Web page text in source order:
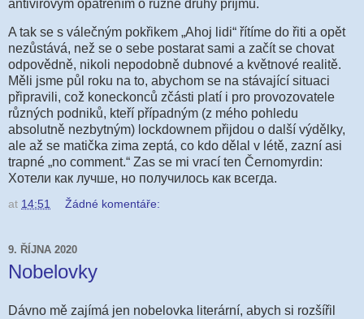
antivirovým opatřením o různé druhy příjmu.
A tak se s válečným pokřikem „Ahoj lidi“ řítíme do řiti a opět
nezůstává, než se o sebe postarat sami a začít se chovat
odpovědně, nikoli nepodobně dubnové a květnové realitě.
Měli jsme půl roku na to, abychom se na stávající situaci
připravili, což koneckonců zčásti platí i pro provozovatele
různých podniků, kteří případným (z mého pohledu
absolutně nezbytným) lockdownem přijdou o další výdělky,
ale až se matička zima zeptá, co kdo dělal v létě, zazní asi
trapné „no comment.“ Zas se mi vrací ten Černomyrdin:
Хотели как лучше, но получилось как всегда.
at 14:51 Žádné komentáře:
9. ŘÍJNA 2020
Nobelovky
Dávno mě zajímá jen nobelovka literární, abych si rozšířil